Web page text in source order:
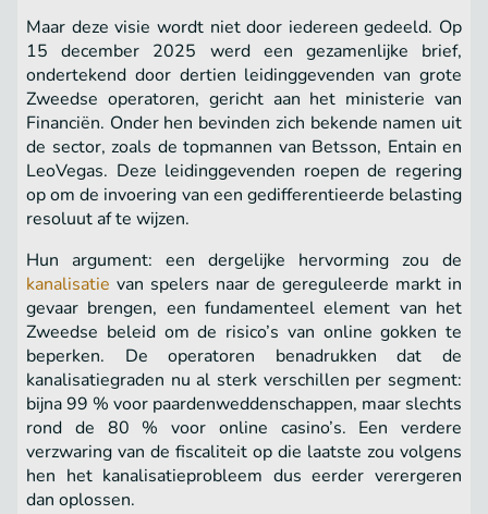
Maar deze visie wordt niet door iedereen gedeeld. Op
15 december 2025 werd een gezamenlijke brief,
ondertekend door dertien leidinggevenden van grote
Zweedse operatoren, gericht aan het ministerie van
Financiën. Onder hen bevinden zich bekende namen uit
de sector, zoals de topmannen van Betsson, Entain en
LeoVegas. Deze leidinggevenden roepen de regering
op om de invoering van een gedifferentieerde belasting
resoluut af te wijzen.
Hun argument: een dergelijke hervorming zou de
kanalisatie van spelers naar de gereguleerde markt in
gevaar brengen, een fundamenteel element van het
Zweedse beleid om de risico’s van online gokken te
beperken. De operatoren benadrukken dat de
kanalisatiegraden nu al sterk verschillen per segment:
bijna 99 % voor paardenweddenschappen, maar slechts
rond de 80 % voor online casino’s. Een verdere
verzwaring van de fiscaliteit op die laatste zou volgens
hen het kanalisatieprobleem dus eerder verergeren
dan oplossen.